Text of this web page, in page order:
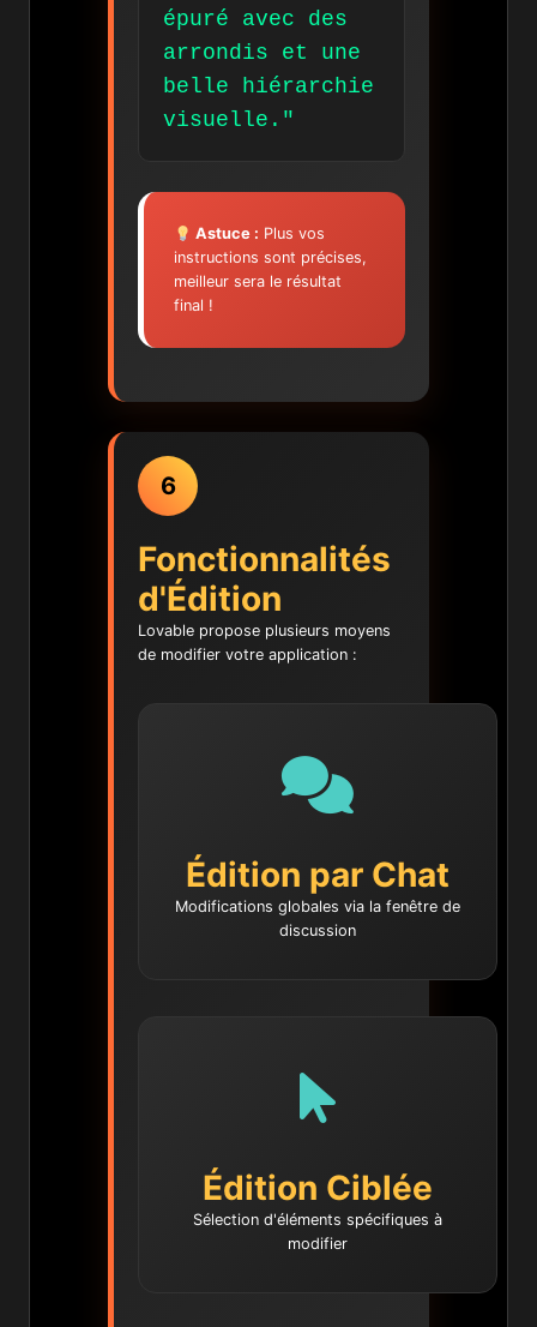
épuré avec des
arrondis et une
belle hiérarchie
visuelle."
Astuce : Plus vos
instructions sont précises,
meilleur sera le résultat
final !
6
Fonctionnalités
d'Édition
Lovable propose plusieurs moyens
de modifier votre application :
Édition par Chat
Modifications globales via la fenêtre de
discussion
Édition Ciblée
Sélection d'éléments spécifiques à
modifier